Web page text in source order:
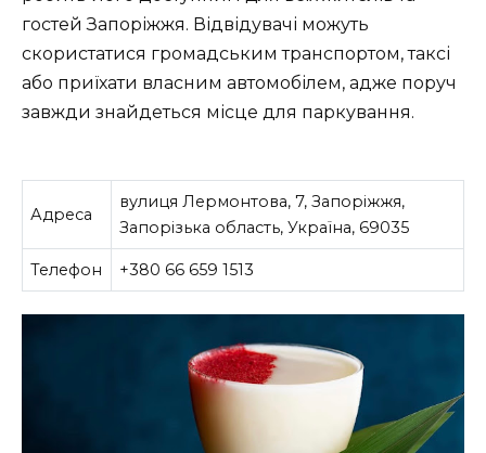
гостей Запоріжжя. Відвідувачі можуть
скористатися громадським транспортом, таксі
або приїхати власним автомобілем, адже поруч
завжди знайдеться місце для паркування.
Адреса
вулиця Лермонтова, 7, Запоріжжя,
Запорізька область, Україна, 69035
Телефон +380 66 659 1513